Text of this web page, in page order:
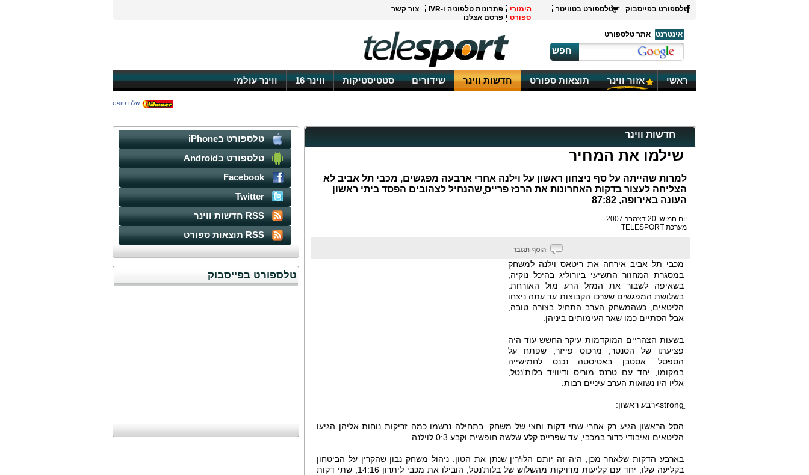
טלספורט בפייסבוק טלספורט בטוויטר
הימורי
ספורט
פתרונות טלפוניה ו-IVR
צור קשר
פרסם אצלנו
אינטרנט
אתר טלספורט
חפש
ראשי אזור ווינר תוצאות ספורט חדשות ווינר שידורים סטטיסטיקות ווינר 16 ווינר עולמי
שלח טופס
חדשות ווינר
שילמו את המחיר
למרות שהייתה על סף ניצחון ראשון על וילנה אחרי ארבעה מפגשים, מכבי תל אביב לא
הצליחה לעצור בדקות האחרונות את הרכז פרייס̬ שהנחיל לצהובים הפסד ביתי ראשון
העונה באירופה, 87:82
יום חמישי 20 דצמבר 2007
מערכת TELESPORT
מכבי תל אביב אירחה את ריטאס וילנה למשחק
במסגרת המחזור התשיעי ביורוליג בהיכל נוקיה,
בשאיפה לשבור את המזל הרע מול האורחת.
בשלושת המפגשים שערכו הקבוצות עד עתה ניצחו
הליטאים, כשהמשחק הערב התחיל בצורה טובה,
אבל הסתיים כמו שאר העימותים ביניהן.
בשעות הצהריים המוקדמות עיקר החשש עוד היה
פציעתו של הסנטר, מרכוס פייזר, שפתח על
הספסל. אסטבן באטיסטה נכנס לחמישייה
במקומו, יחד עם טרנס מוריס ודיוויד בלות'נטל,
אליו היו נשואות הערב עיניים רבות.
הסל הראשון הגיע רק אחרי שתי דקות וחצי של משחק. בתחילה נרשמו כמה זריקות נוחות אליהן הגיעו
הליטאים ואיבודי כדור במכבי, עד שפרייס קלע שלשה חופשית וקבע 0:3 לוילנה.
בארבע הדקות שלאחר מכן, היה זה יותם הלߤרין שנתן את הטון. ניהול משחק נבון שהקרין על הביטחון
בקליעה שלו, יחד עם קליעות מדויקות מהשלוש של בלות'נטל, הובילו את מכבי ליתרון 14:16, שתי דקות
טלספורט בiPhone
טלספורט בAndroid
Facebook
Twitter
RSS חדשות ווינר
RSS תוצאות ספורט
טלספורט בפייסבוק